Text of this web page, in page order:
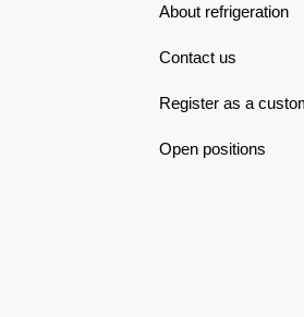
About refrigeration
Contact us
Register as a
Open positions